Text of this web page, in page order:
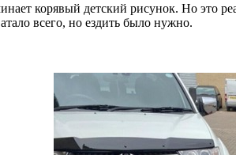
корявый детский рисунок. Но это
всего, но ездить было нужно.